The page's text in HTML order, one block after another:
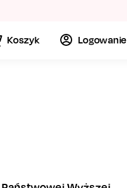
Koszyk Logowanie